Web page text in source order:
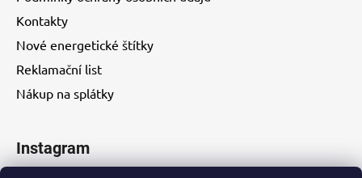
Kontakty
Nové energetické štítky
Reklamační list
Nákup na splátky
Instagram